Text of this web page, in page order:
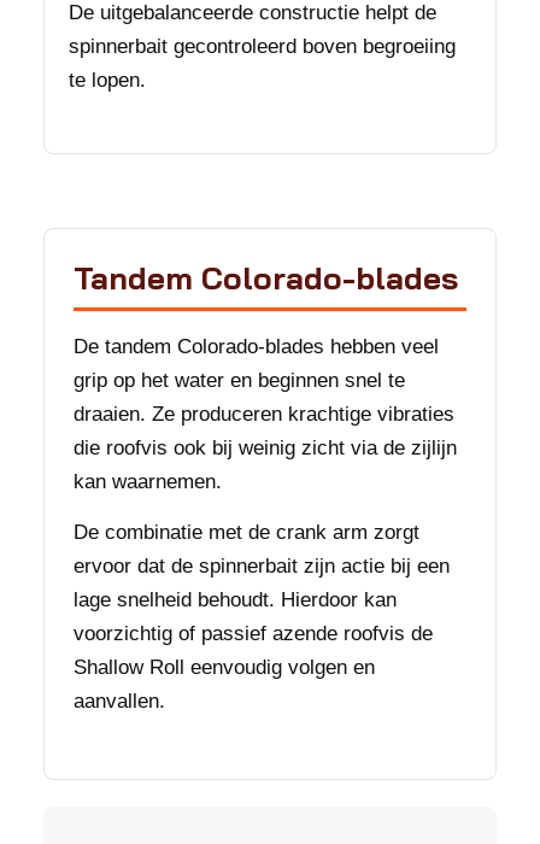
De uitgebalanceerde constructie helpt de
spinnerbait gecontroleerd boven begroeiing
te lopen.
Tandem Colorado-blades
De tandem Colorado-blades hebben veel
grip op het water en beginnen snel te
draaien. Ze produceren krachtige vibraties
die roofvis ook bij weinig zicht via de zijlijn
kan waarnemen.
De combinatie met de crank arm zorgt
ervoor dat de spinnerbait zijn actie bij een
lage snelheid behoudt. Hierdoor kan
voorzichtig of passief azende roofvis de
Shallow Roll eenvoudig volgen en
aanvallen.